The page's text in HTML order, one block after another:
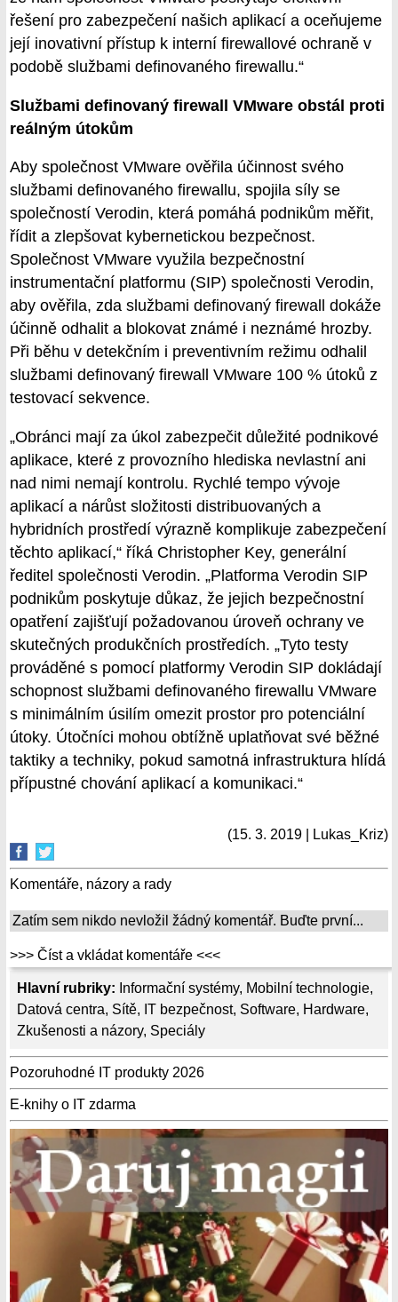
Hlavní rubriky: Informační systémy, Mobilní technologie,
Datová centra, Sítě, IT bezpečnost, Software, Hardware,
Zkušenosti a názory, Speciály
Pozoruhodné IT produkty 2026
E-knihy o IT zdarma
řešení pro zabezpečení našich aplikací a oceňujeme
její inovativní přístup k interní firewallové ochraně v
podobě službami definovaného firewallu.“
Službami definovaný firewall VMware obstál proti
reálným útokům
Aby společnost VMware ověřila účinnost svého
službami definovaného firewallu, spojila síly se
společností Verodin, která pomáhá podnikům měřit,
řídit a zlepšovat kybernetickou bezpečnost.
Společnost VMware využila bezpečnostní
instrumentační platformu (SIP) společnosti Verodin,
aby ověřila, zda službami definovaný firewall dokáže
účinně odhalit a blokovat známé i neznámé hrozby.
Při běhu v detekčním i preventivním režimu odhalil
službami definovaný firewall VMware 100 % útoků z
testovací sekvence.
„Obránci mají za úkol zabezpečit důležité podnikové
aplikace, které z provozního hlediska nevlastní ani
nad nimi nemají kontrolu. Rychlé tempo vývoje
aplikací a nárůst složitosti distribuovaných a
hybridních prostředí výrazně komplikuje zabezpečení
těchto aplikací,“ říká Christopher Key, generální
ředitel společnosti Verodin. „Platforma Verodin SIP
podnikům poskytuje důkaz, že jejich bezpečnostní
opatření zajišťují požadovanou úroveň ochrany ve
skutečných produkčních prostředích. „Tyto testy
prováděné s pomocí platformy Verodin SIP dokládají
schopnost službami definovaného firewallu VMware
s minimálním úsilím omezit prostor pro potenciální
útoky. Útočníci mohou obtížně uplatňovat své běžné
taktiky a techniky, pokud samotná infrastruktura hlídá
přípustné chování aplikací a komunikaci.“
(15. 3. 2019 | Lukas_Kriz)
Komentáře, názory a rady
Zatím sem nikdo nevložil žádný komentář. Buďte první...
>>> Číst a vkládat komentáře <<<